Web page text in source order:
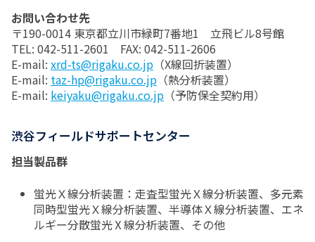
お問い合わせ先
〒190-0014 東京都立川市緑町7番地1 立飛ビル8号館
TEL: 042-511-2601 FAX: 042-511-2606
E-mail: xrd-ts@rigaku.co.jp （X線回折装置）
E-mail: taz-hp@rigaku.co.jp （熱分析装置）
E-mail: keiyaku@rigaku.co.jp （予防保全契約用）
渋谷フィールドサポートセンター
担当製品群
蛍光Ｘ線分析装置：走査型蛍光Ｘ線分析装置、多元素
同時型蛍光Ｘ線分析装置、半導体Ｘ線分析装置、エネ
ルギー分散蛍光Ⅹ線分析装置、その他